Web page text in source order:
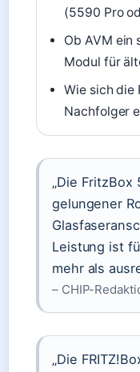
(5590 Pro
Ob AVM ein
Modul für
Wie sich die
Nachfolger
„Die FritzBox
gelungener
Leistung ist
mehr als
– CHIP-
„Die